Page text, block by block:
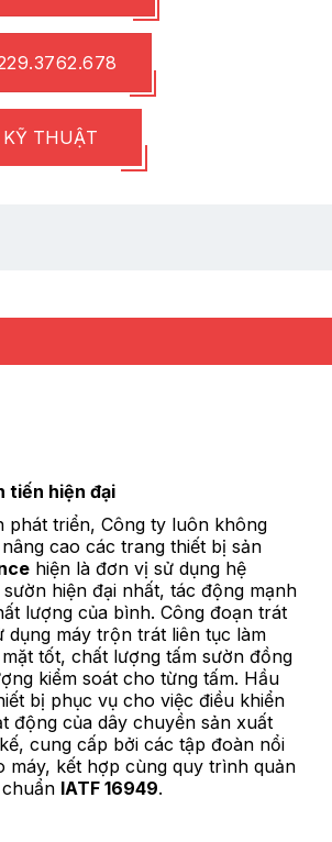
THUẬT
tiến hiện đại
phát triển, Công ty luôn không
cao các trang thiết bị sản
hiện là đơn vị sử dụng hệ
hiện đại nhất, tác động mạnh
lượng của bình. Công đoạn trát
dụng máy trộn trát liên tục làm
tốt, chất lượng tấm sườn đồng
kiểm soát cho từng tấm. Hầu
bị phục vụ cho việc điều khiển
động của dây chuyền sản xuất
cung cấp bởi các tập đoàn nổi
máy, kết hợp cùng quy trình quản
IATF 16949.